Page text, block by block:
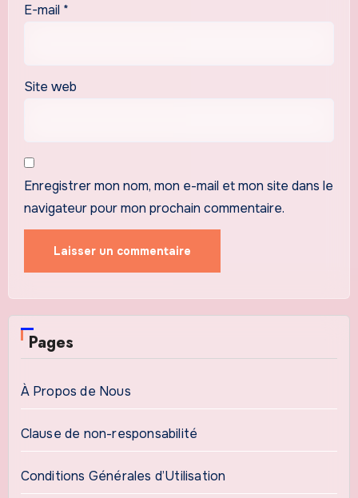
E-mail *
Site web
Enregistrer mon nom, mon e-mail et mon site dans le
navigateur pour mon prochain commentaire.
Pages
À Propos de Nous
Clause de non-responsabilité
Conditions Générales d’Utilisation